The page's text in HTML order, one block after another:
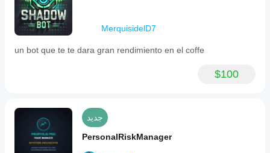
MerquisidelD7
un bot que te te dara gran rendimiento en el coffe
$100
جديد
PersonalRiskManager